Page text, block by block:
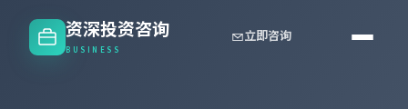
资深投资咨询
BUSINESS
立即咨询